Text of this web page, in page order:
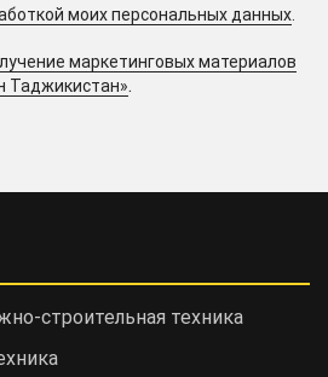
моих персональных данных
маркетинговых материалов
Таджикистан».
cтроительная техника